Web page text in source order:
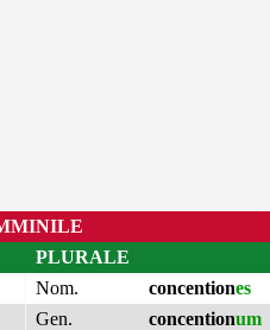
PLURALE
Nom.
concentiones
Gen.
concentionum